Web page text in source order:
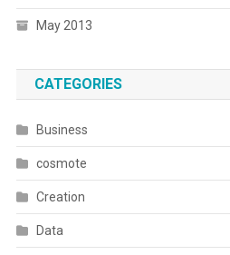
May 2013
CATEGORIES
Business
cosmote
Creation
Data